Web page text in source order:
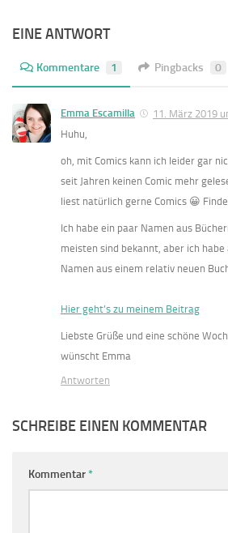
EINE ANTWORT
Kommentare 1 Pingbacks 0
Emma Escamilla
11. März 2019
Huhu,
oh, mit Comics kann ich leider gar
seit Jahren keinen Comic mehr
liest natürlich gerne Comics 😀
Ich habe ein paar Namen aus
meisten sind bekannt, aber ich
Namen aus einem relativ neuen
Hier geht’s zu meinem Beitrag
Liebste Grüße und eine schöne
wünscht Emma
Antworten
SCHREIBE EINEN KOMMENTAR
Kommentar*